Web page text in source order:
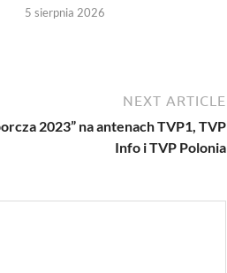
5 sierpnia 2026
NEXT ARTICLE
2023” na antenach TVP1, TVP
Info i TVP Polonia